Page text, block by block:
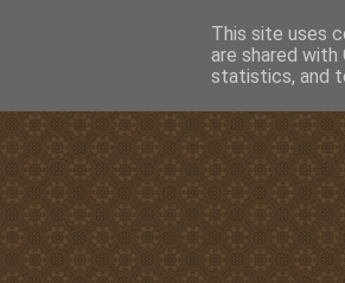
This site uses
are shared
statistics, and